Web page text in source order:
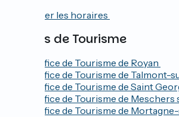
Consulter les horaires
Offices de Tourisme
Office de Tourisme de Royan
Office de Tourisme de Talmont-
Office de Tourisme de Saint
Office de Tourisme de
Office de Tourisme de